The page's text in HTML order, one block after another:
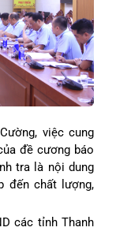
việc cung
đề cương báo
tra là nội dung
đến chất lượng,
các tỉnh Thanh